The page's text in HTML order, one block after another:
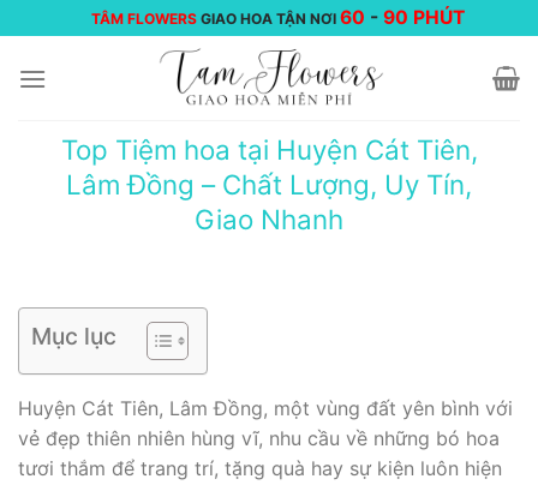
đến
nội
TÂM FLOWERS GIAO HOA TẬN NƠI 60 -90 PHÚT
Top Tiệm hoa tại Huyện Cát Tiên,
Lâm Đồng – Chất Lượng, Uy Tín,
Giao Nhanh
Mục lục
Huyện Cát Tiên, Lâm Đồng, một vùng đất yên bình với
vẻ đẹp thiên nhiên hùng vĩ, nhu cầu về những bó hoa
tươi thắm để trang trí, tặng quà hay sự kiện luôn hiện